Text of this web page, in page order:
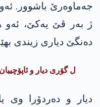
جه‌ماوه‌رێ باشوور.
ژ بەر ڤێ یەکێ،
دەنگێ دیاری زیندی
ل گۆری دیار و
دیار و دەردۆرا وی